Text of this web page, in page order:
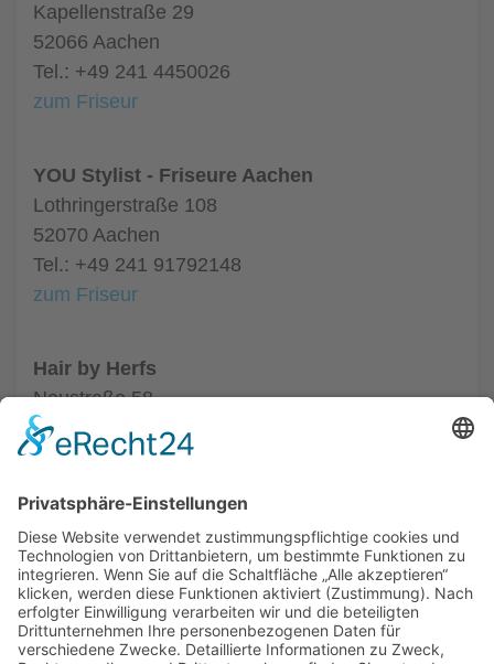
Kapellenstraße 29
52066 Aachen
Tel.: +49 241 4450026
zum Friseur
YOU Stylist - Friseure Aachen
Lothringerstraße 108
52070 Aachen
Tel.: +49 241 91792148
zum Friseur
Hair by Herfs
Neustraße 58
52066 Aachen
Tel.: +49 241 63342
ALLGEMEIN